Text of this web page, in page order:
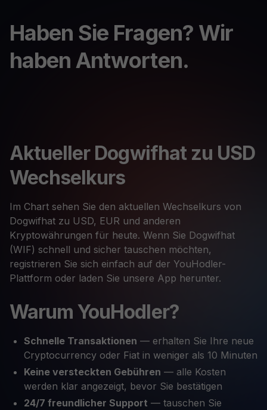
Haben Sie Fragen? Wir
haben Antworten.
Aktueller Dogwifhat zu USD
Wechselkurs
Im Chart sehen Sie den aktuellen Wechselkurs von
Dogwifhat zu USD, EUR und anderen
Kryptowährungen für heute. Wenn Sie Dogwifhat
(WIF) schnell und sicher tauschen möchten,
registrieren Sie sich einfach auf der YouHodler-
Plattform oder laden Sie unsere App herunter.
Warum YouHodler?
Schnelle Transaktionen — erhalten Sie Ihre neue
Cryptocurrency oder Fiat in weniger als 10 Minuten
Keine versteckten Gebühren — alle Kosten
werden klar angezeigt, bevor Sie bestätigen
24/7 freundlicher Support — tauschen Sie